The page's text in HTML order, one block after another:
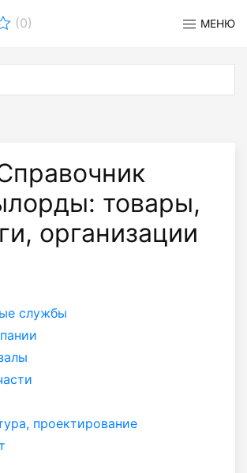
(0) МЕНЮ
товары,
организации
службы
проектирование